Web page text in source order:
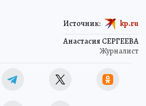
Анастасия СЕРГЕЕВА
Журналист
Источник: kp.ru